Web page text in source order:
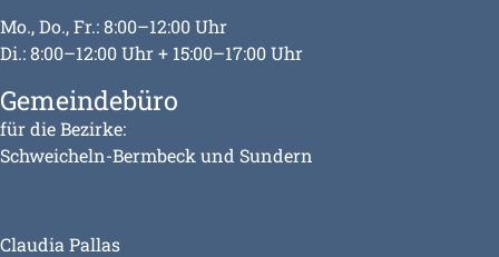
Mo., Do., Fr.: 8:00–12:00 Uhr
Di.: 8:00–12:00 Uhr + 15:00–17:00 Uhr
Gemeindebüro
für die Bezirke:
Schweicheln-Bermbeck und Sundern
Claudia Pallas